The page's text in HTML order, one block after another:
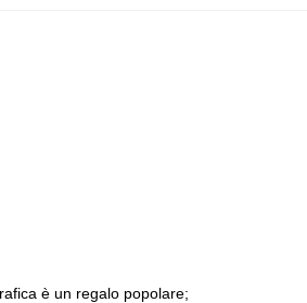
è un regalo popolare;